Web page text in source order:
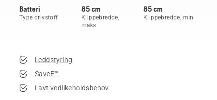
Batteri
Type drivstoff
85 cm
Klippebredde,
maks
85 cm
Klippebredde, min
Leddstyring
SaveE™
Lavt vedlikeholdsbehov